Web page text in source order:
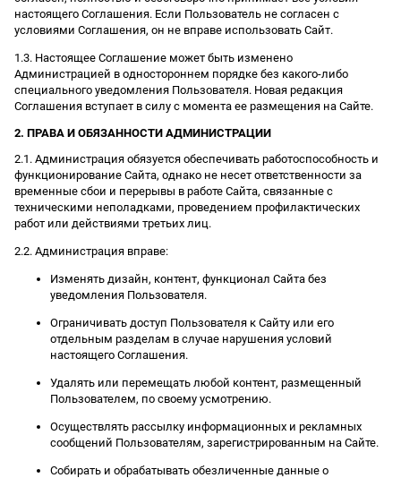
настоящего Соглашения. Если Пользователь не согласен с
условиями Соглашения, он не вправе использовать Сайт.
1.3. Настоящее Соглашение может быть изменено
Администрацией в одностороннем порядке без какого-либо
специального уведомления Пользователя. Новая редакция
Соглашения вступает в силу с момента ее размещения на Сайте.
2. ПРАВА И ОБЯЗАННОСТИ АДМИНИСТРАЦИИ
2.1. Администрация обязуется обеспечивать работоспособность и
функционирование Сайта, однако не несет ответственности за
временные сбои и перерывы в работе Сайта, связанные с
техническими неполадками, проведением профилактических
работ или действиями третьих лиц.
2.2. Администрация вправе:
Изменять дизайн, контент, функционал Сайта без
уведомления Пользователя.
Ограничивать доступ Пользователя к Сайту или его
отдельным разделам в случае нарушения условий
настоящего Соглашения.
Удалять или перемещать любой контент, размещенный
Пользователем, по своему усмотрению.
Осуществлять рассылку информационных и рекламных
сообщений Пользователям, зарегистрированным на Сайте.
Собирать и обрабатывать обезличенные данные о